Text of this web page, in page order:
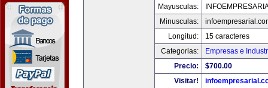
Mayusculas:
Minusculas:
Longitud:
15 caracteres
Categorias:
Empresas e
Precio:
$700.00
Visitar!